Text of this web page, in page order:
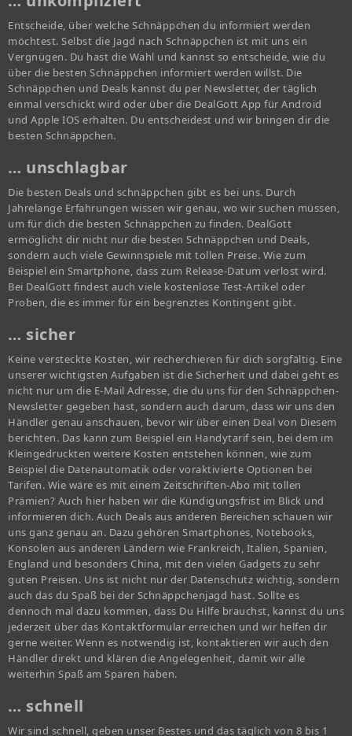
Entscheide, über welche Schnäppchen du informiert werden
möchtest. Selbst die Jagd nach Schnäppchen ist mit uns ein
Vergnügen. Du hast die Wahl und kannst so entscheide, wie du
über die besten Schnäppchen informiert werden willst. Die
Schnäppchen und Deals kannst du per Newsletter, der täglich
einmal verschickt wird oder über die DealGott App für Android
und Apple IOS erhalten. Du entscheidest und wir bringen dir die
besten Schnäppchen.
… unschlagbar
Die besten Deals und schnäppchen gibt es bei uns. Durch
Jahrelange Erfahrungen wissen wir genau, wo wir suchen müssen,
um für dich die besten Schnäppchen zu finden. DealGott
ermöglicht dir nicht nur die besten Schnäppchen und Deals,
sondern auch viele Gewinnspiele mit tollen Preise. Wie zum
Beispiel ein Smartphone, dass zum Release-Datum verlost wird.
Bei DealGott findest auch viele kostenlose Test-Artikel oder
Proben, die es immer für ein begrenztes Kontingent gibt.
… sicher
Keine versteckte Kosten, wir recherchieren für dich sorgfältig. Eine
unserer wichtigsten Aufgaben ist die Sicherheit und dabei geht es
nicht nur um die E-Mail Adresse, die du uns für den Schnäppchen-
Newsletter gegeben hast, sondern auch darum, dass wir uns den
Händler genau anschauen, bevor wir über einen Deal von Diesem
berichten. Das kann zum Beispiel ein Handytarif sein, bei dem im
Kleingedruckten weitere Kosten entstehen können, wie zum
Beispiel die Datenautomatik oder voraktivierte Optionen bei
Tarifen. Wie wäre es mit einem Zeitschriften-Abo mit tollen
Prämien? Auch hier haben wir die Kündigungsfrist im Blick und
informieren dich. Auch Deals aus anderen Bereichen schauen wir
uns ganz genau an. Dazu gehören Smartphones, Notebooks,
Konsolen aus anderen Ländern wie Frankreich, Italien, Spanien,
England und besonders China, mit den vielen Gadgets zu sehr
guten Preisen. Uns ist nicht nur der Datenschutz wichtig, sondern
auch das du Spaß bei der Schnäppchenjagd hast. Sollte es
dennoch mal dazu kommen, dass Du Hilfe brauchst, kannst du uns
jederzeit über das Kontaktformular erreichen und wir helfen dir
gerne weiter. Wenn es notwendig ist, kontaktieren wir auch den
Händler direkt und klären die Angelegenheit, damit wir alle
weiterhin Spaß am Sparen haben.
… schnell
Wir sind schnell, geben unser Bestes und das täglich von 8 bis 1